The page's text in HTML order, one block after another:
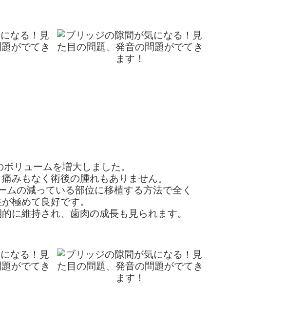
リュームを増大しました。
みもなく術後の腫れもありません。
の減っている部位に移植する方法で全く
極めて良好です。
に維持され、歯肉の成長も見られます。